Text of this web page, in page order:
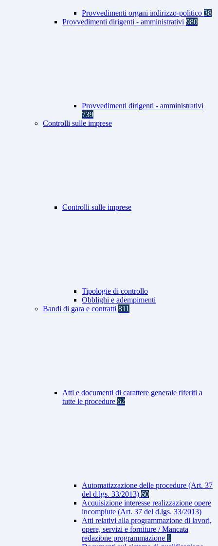
Provvedimenti organi indirizzo-politico 38
Provvedimenti dirigenti - amministrativi 980
Provvedimenti dirigenti - amministrativi
739
Controlli sulle imprese
Controlli sulle imprese
Tipologie di controllo
Obblighi e adempimenti
Bandi di gara e contratti 811
Atti e documenti di carattere generale riferiti a
tutte le procedure 62
Automatizzazione delle procedure (Art. 37
del d.lgs. 33/2013) 60
Acquisizione interesse realizzazione opere
incompiute (Art. 37 del d.lgs. 33/2013)
Atti relativi alla programmazione di lavori,
opere, servizi e forniture / Mancata
redazione programmazione 1